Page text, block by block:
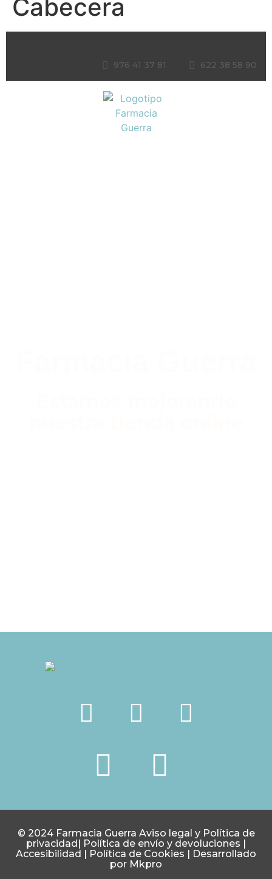
Cabecera
976 41 37 81 622 38 58 90
© 2024 Farmacia Guerra Aviso legal y Política de
privacidad| Política de envío y devoluciones |
Accesibilidad | Política de Cookies | Desarrollado
por Mkpro